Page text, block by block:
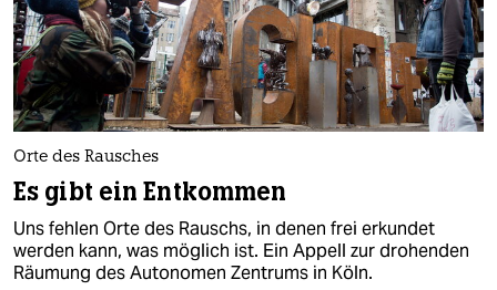
gesellschaft
kultur
sport
berlin
nord
wahrheit
Orte des Rausches
Es gibt ein Entkommen
Uns fehlen Orte des Rauschs, in denen frei erkundet
werden kann, was möglich ist. Ein Appell zur drohenden
Räumung des Autonomen Zentrums in Köln.